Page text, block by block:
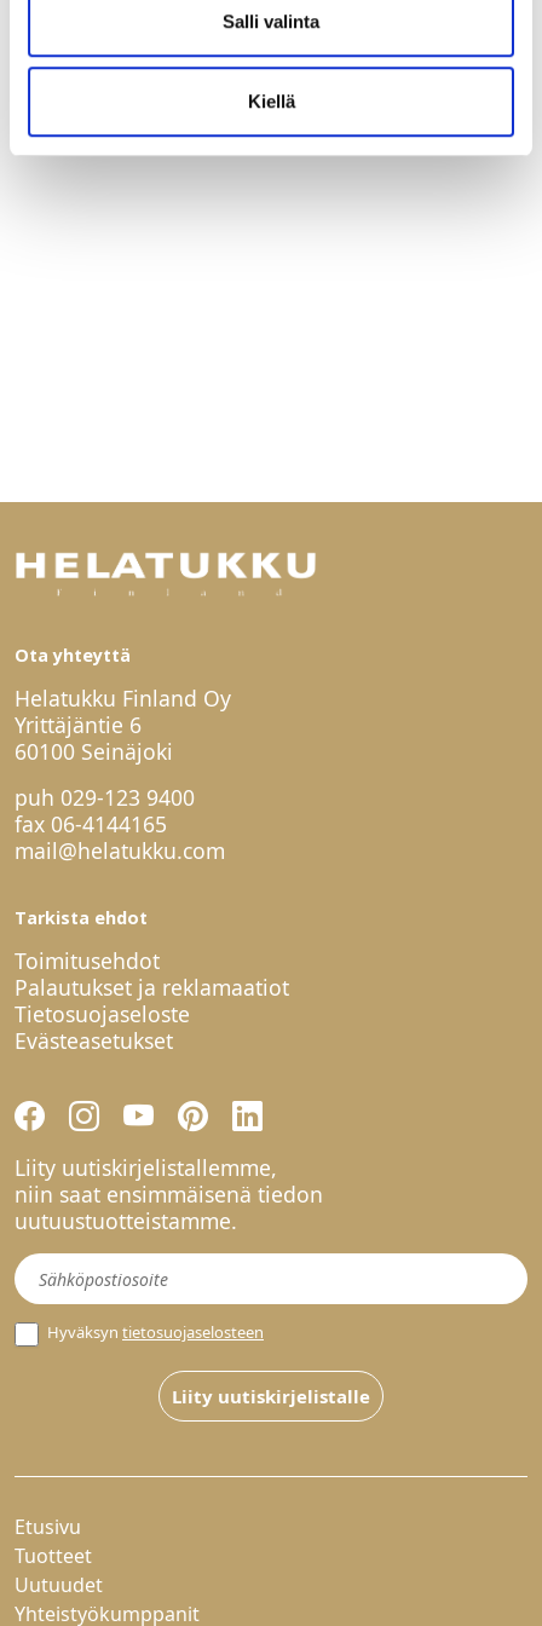
Salli valinta
Kiellä
Ota yhteyttä
Helatukku Finland Oy
Yrittäjäntie 6
60100 Seinäjoki
puh 029-123 9400
fax 06-4144165
mail@helatukku.com
Tarkista ehdot
Toimitusehdot
Palautukset ja reklamaatiot
Tietosuojaseloste
Evästeasetukset
Liity uutiskirjelistallemme,
niin saat ensimmäisenä tiedon
uutuustuotteistamme.
Uutiskirje
Hyväksyn tietosuojaselosteen
Liity uutiskirjelistalle
Etusivu
Tuotteet
Uutuudet
Yhteistyökumppanit